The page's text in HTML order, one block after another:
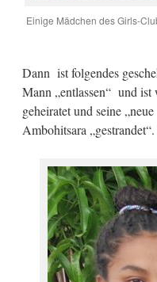
Einige Mädchen des Girls-
Dann ist folgendes
Mann „entlassen“ und
geheiratet und seine
Ambohitsara